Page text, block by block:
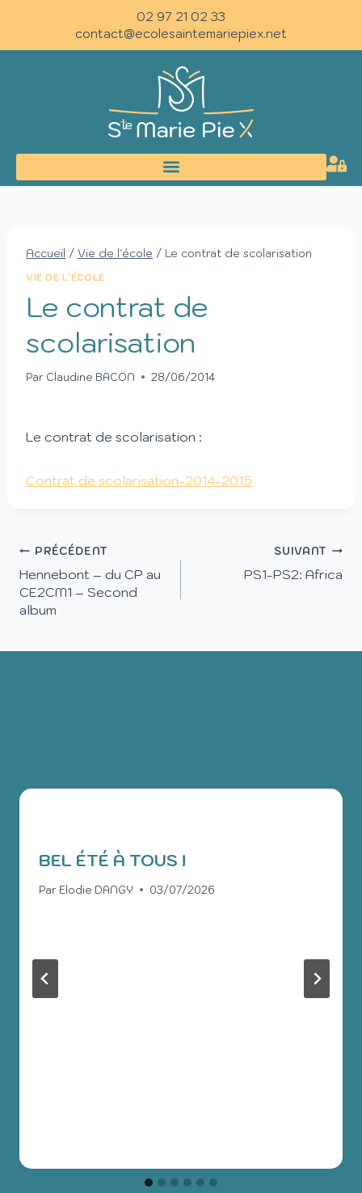
02 97 21 02 33
contact@ecolesaintemariepiex.net
Accueil / Vie de l'école / Le contrat de scolarisation
VIE DE L'ÉCOLE
Le contrat de
scolarisation
Par Claudine BACON 28/06/2014
Le contrat de scolarisation :
Contrat de scolarisation-2014-2015
PRÉCÉDENT
Hennebont – du CP au
CE2CM1 – Second
album
SUIVANT
PS1-PS2: Africa
BEL ÉTÉ À TOUS !
Par Elodie DANGY 03/07/2026